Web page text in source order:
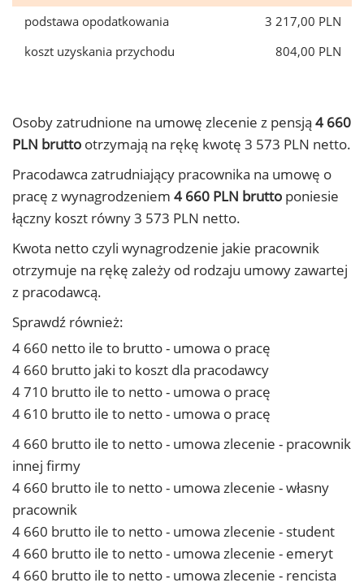
podstawa opodatkowania
3 217,00 PLN
koszt uzyskania przychodu
804,00 PLN
Osoby zatrudnione na umowę zlecenie z pensją 4 660
PLN brutto otrzymają na rękę kwotę 3 573 PLN netto.
Pracodawca zatrudniający pracownika na umowę o
pracę z wynagrodzeniem 4 660 PLN brutto poniesie
łączny koszt równy 3 573 PLN netto.
Kwota netto czyli wynagrodzenie jakie pracownik
otrzymuje na rękę zależy od rodzaju umowy zawartej
z pracodawcą.
Sprawdź również:
4 660 netto ile to brutto - umowa o pracę
4 660 brutto jaki to koszt dla pracodawcy
4 710 brutto ile to netto - umowa o pracę
4 610 brutto ile to netto - umowa o pracę
4 660 brutto ile to netto - umowa zlecenie - pracownik
innej firmy
4 660 brutto ile to netto - umowa zlecenie - własny
pracownik
4 660 brutto ile to netto - umowa zlecenie - student
4 660 brutto ile to netto - umowa zlecenie - emeryt
4 660 brutto ile to netto - umowa zlecenie - rencista